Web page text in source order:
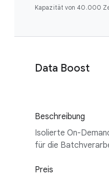
Kapazität von 40.000
Data Boost
Beschreibung
Isolierte On-
für die
Preis